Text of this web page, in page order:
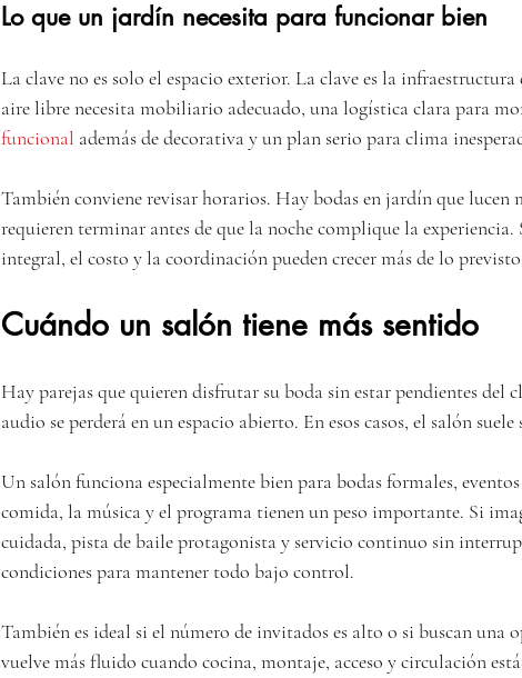
Lo que un jardín necesita para funcionar bien
La clave no es solo el espacio exterior. La clave es la
aire libre necesita mobiliario adecuado, una logística clara para
funcional además de decorativa y un plan serio para clima
También conviene revisar horarios. Hay bodas en jardín que lucen
requieren terminar antes de que la noche complique la
integral, el costo y la coordinación pueden crecer más de lo
Cuándo un salón tiene más sentido
Hay parejas que quieren disfrutar su boda sin estar pendientes del
audio se perderá en un espacio abierto. En esos casos, el salón
Un salón funciona especialmente bien para bodas formales,
comida, la música y el programa tienen un peso importante. Si
cuidada, pista de baile protagonista y servicio continuo sin
condiciones para mantener todo bajo control.
También es ideal si el número de invitados es alto o si buscan una
vuelve más fluido cuando cocina, montaje, acceso y circulación